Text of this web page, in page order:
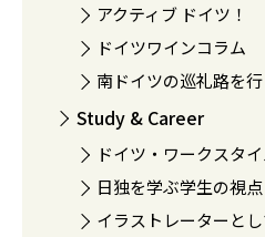
アクティブ ドイツ！
ドイツワインコラム
南ドイツの巡礼路を行
Study & Career
ドイツ・ワークスタ
日独を学ぶ学生の視点
イラストレーターと